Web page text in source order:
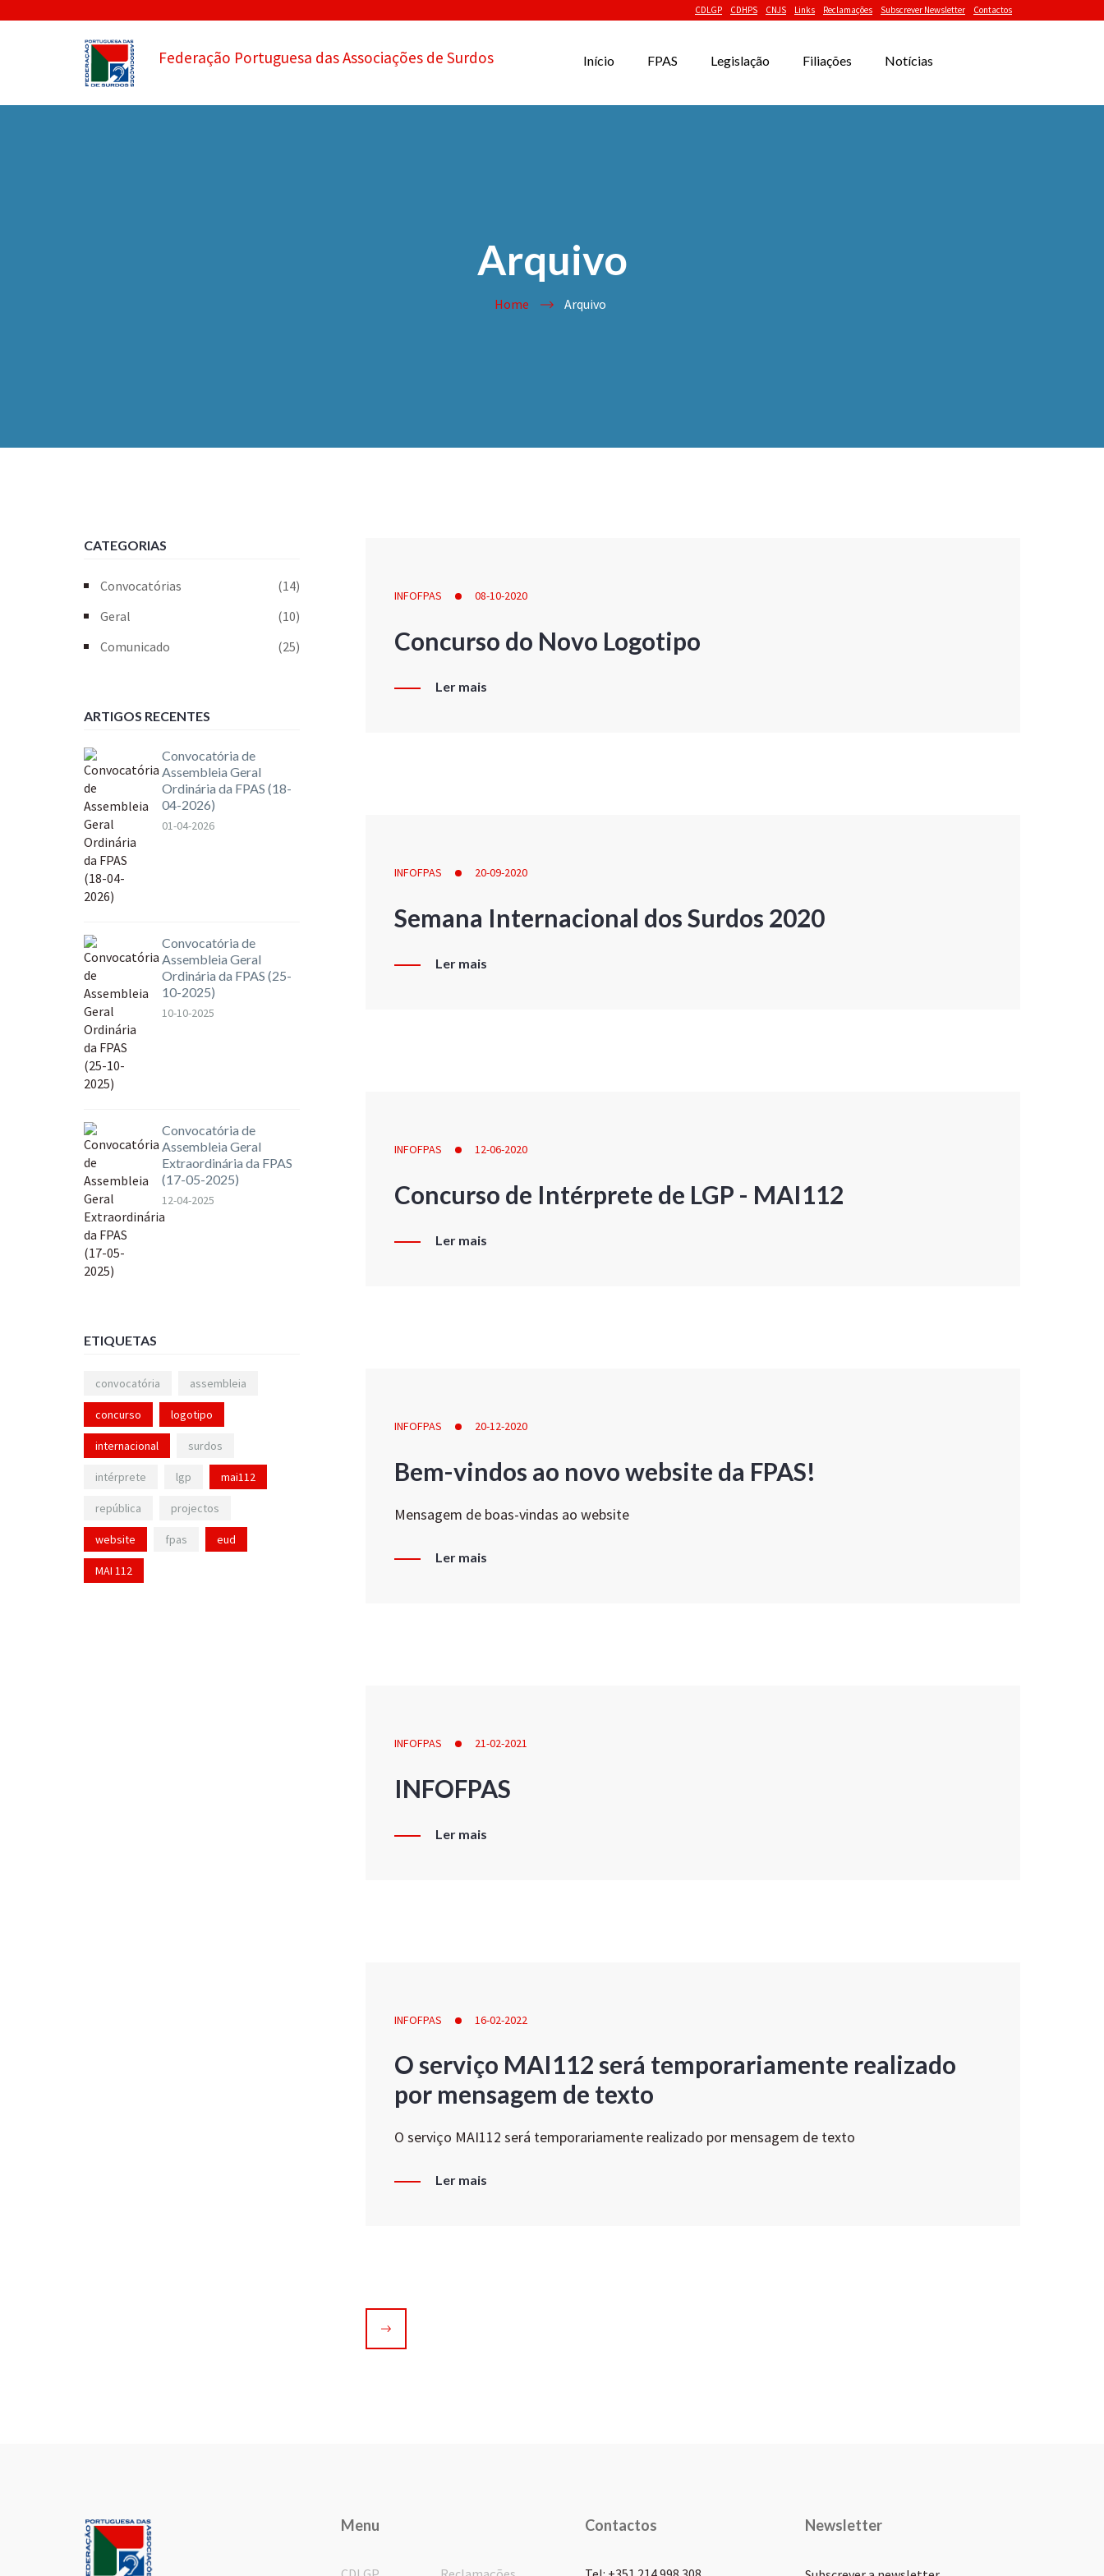
CDLGP CDHPS CNJS Links Reclamações Subscrever Newsletter Contactos
Federação Portuguesa das Associações de Surdos Início FPAS Legislação Filiações Notícias
Arquivo
Home Arquivo
INFOFPAS 08-10-2020
Concurso do Novo Logotipo
Ler mais
INFOFPAS 20-09-2020
Semana Internacional dos Surdos 2020
Ler mais
INFOFPAS 12-06-2020
Concurso de Intérprete de LGP - MAI112
Ler mais
INFOFPAS 20-12-2020
Bem-vindos ao novo website da FPAS!
Mensagem de boas-vindas ao website
Ler mais
INFOFPAS 21-02-2021
INFOFPAS
Ler mais
INFOFPAS 16-02-2022
O serviço MAI112 será temporariamente realizado
por mensagem de texto
O serviço MAI112 será temporariamente realizado por mensagem de texto
Ler mais
CATEGORIAS
Convocatórias
(14)
Geral
(10)
Comunicado
(25)
ARTIGOS RECENTES
Convocatória de
Assembleia Geral
Ordinária da FPAS (18-
04-2026)
01-04-2026
Convocatória de
Assembleia Geral
Ordinária da FPAS (25-
10-2025)
10-10-2025
Convocatória de
Assembleia Geral
Extraordinária da FPAS
(17-05-2025)
12-04-2025
ETIQUETAS
convocatória assembleia
concurso logotipo
internacional surdos
intérprete lgp mai112
república projectos
website fpas eud
MAI 112
Menu Contactos Newsletter